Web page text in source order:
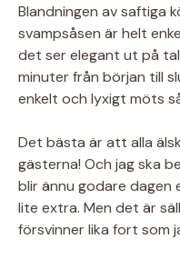
Blandningen av saftiga
svampsåsen är helt
det ser elegant ut på
minuter från början till
enkelt och lyxigt möts
Det bästa är att alla
gästerna! Och jag ska
blir ännu godare
lite extra. Men det är
försvinner lika fort som